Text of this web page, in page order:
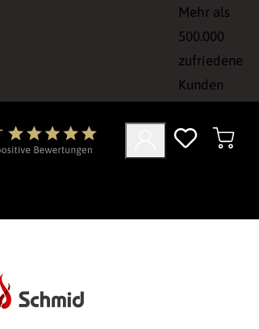
Mehr als
500.000
zufriedene
Kunden